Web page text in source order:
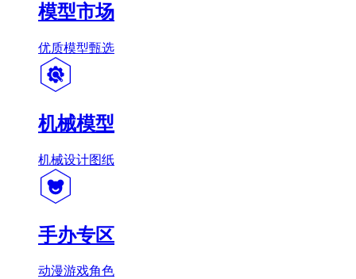
模型市场
优质模型甄选
机械模型
机械设计图纸
手办专区
动漫游戏角色